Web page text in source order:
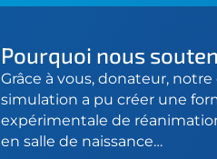
Pourquoi nous
Grâce à vous, donateur,
simulation a pu créer une
expérimentale de
en salle de naissance…